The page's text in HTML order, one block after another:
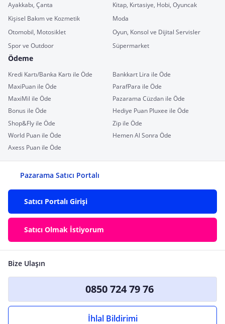
Ayakkabı, Çanta
Kitap, Kırtasiye, Hobi, Oyuncak
Kişisel Bakım ve Kozmetik
Moda
Otomobil, Motosiklet
Oyun, Konsol ve Dijital Servisler
Spor ve Outdoor
Süpermarket
Ödeme
Kredi Kartı/Banka Kartı ile Öde
Bankkart Lira ile Öde
MaxiPuan ile Öde
ParafPara ile Öde
MaxiMil ile Öde
Pazarama Cüzdan ile Öde
Bonus ile Öde
Hediye Puan Pluxee ile Öde
Shop&Fly ile Öde
Zip ile Öde
World Puan ile Öde
Hemen Al Sonra Öde
Axess Puan ile Öde
Pazarama Satıcı Portalı
Satıcı Portalı Girişi
Satıcı Olmak İstiyorum
Bize Ulaşın
0850 724 79 76
İhlal Bildirimi